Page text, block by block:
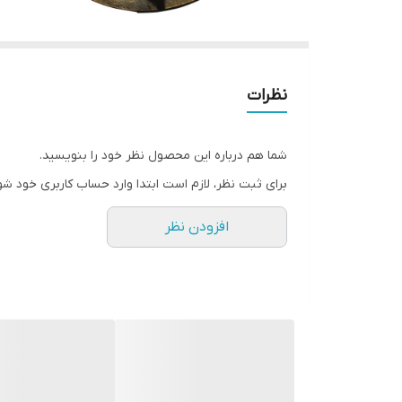
نظرات
شما هم درباره این محصول نظر خود را بنویسید.
برای ثبت نظر، لازم است ابتدا وارد حساب کاربری خود
افزودن نظر